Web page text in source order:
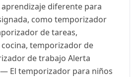
diferente para
como temporizador
de tareas,
temporizador de
de trabajo Alerta
El temporizador para niños